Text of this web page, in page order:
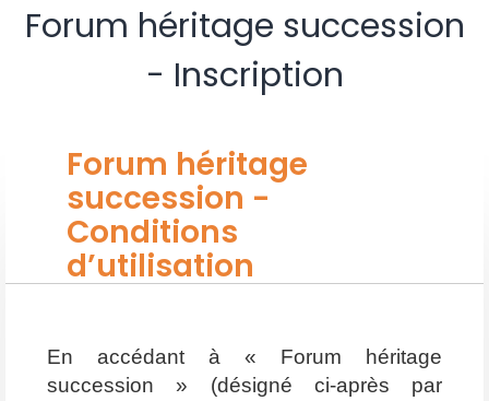
Forum héritage succession
- Inscription
Forum héritage
succession -
Conditions
d’utilisation
En accédant à « Forum héritage
succession » (désigné ci-après par